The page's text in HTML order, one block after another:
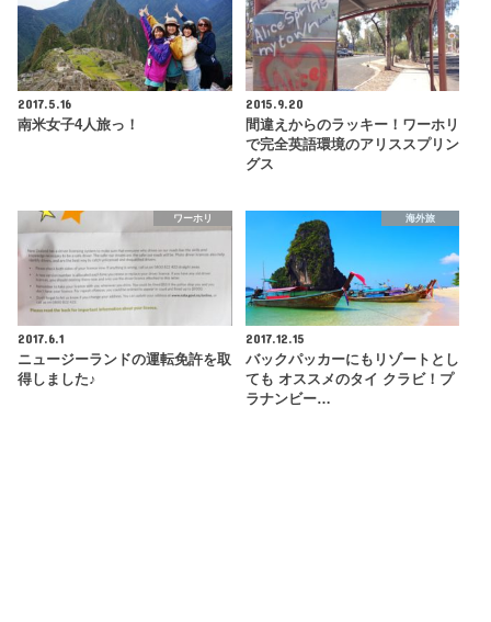
2017.5.16
南米女子4人旅っ！
2015.9.20
間違えからのラッキー！ワーホリ
で完全英語環境のアリススプリン
グス
ワーホリ
2017.6.1
ニュージーランドの運転免許を取
得しました♪
海外旅
2017.12.15
バックパッカーにもリゾートとし
ても オススメのタイ クラビ！プ
ラナンビー…